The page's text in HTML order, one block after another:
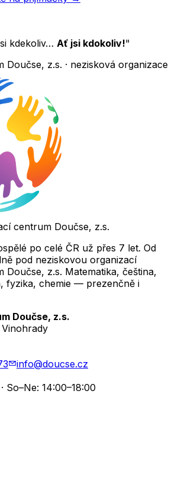
kdekoliv… Ať jsi kdokoliv!"
Doučse, z.s. · nezisková organizace
centrum Doučse, z.s.
po celé ČR už přes 7 let. Od
pod neziskovou organizací
Doučse, z.s. Matematika, čeština,
fyzika, chemie — prezenčně i
Doučse, z.s.
info@doucse.cz
So–Ne: 14:00–18:00